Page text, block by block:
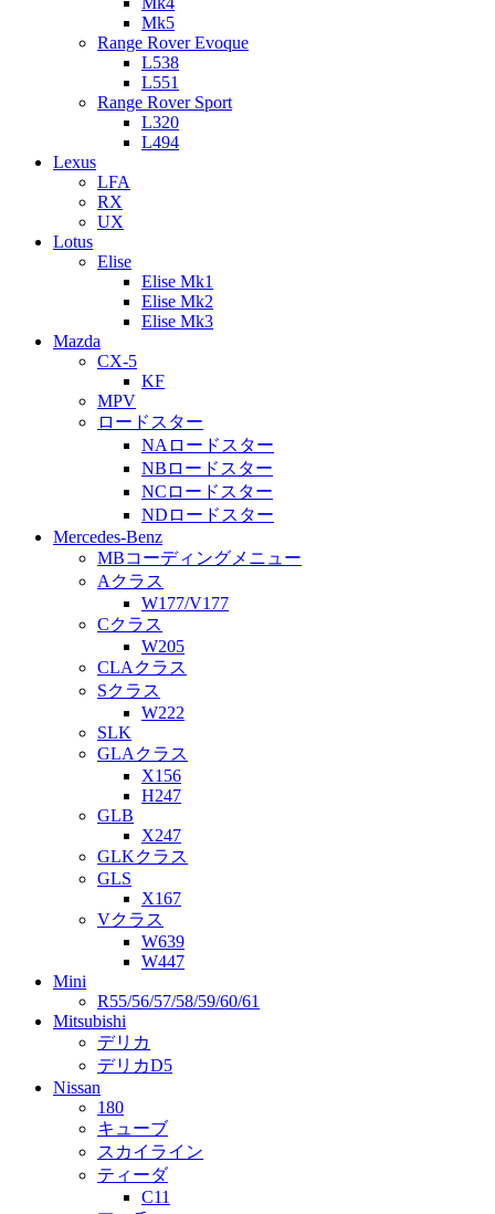
Mk5
Range Rover Evoque
L538
L551
Range Rover Sport
L320
L494
Lexus
LFA
RX
UX
Lotus
Elise
Elise Mk1
Elise Mk2
Elise Mk3
Mazda
CX-5
KF
MPV
ロードスター
NAロードスター
NBロードスター
NCロードスター
NDロードスター
Mercedes-Benz
MBコーディングメニュー
Aクラス
W177/V177
Cクラス
W205
CLAクラス
Sクラス
W222
SLK
GLAクラス
X156
H247
GLB
X247
GLKクラス
GLS
X167
Vクラス
W639
W447
Mini
R55/56/57/58/59/60/61
Mitsubishi
デリカ
デリカD5
Nissan
180
キューブ
スカイライン
ティーダ
C11